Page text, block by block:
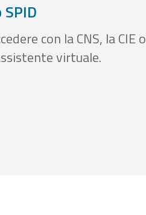
SPID
con la CNS, la CIE o
virtuale.